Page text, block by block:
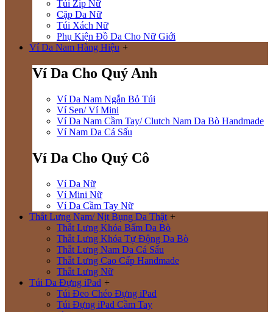
Túi Zip Nữ
Cặp Da Nữ
Túi Xách Nữ
Phụ Kiện Đồ Da Cho Nữ Giới
Ví Da Nam Hàng Hiệu +
Ví Da Cho Quý Anh
Ví Da Nam Ngắn Bỏ Túi
Ví Sen/ Ví Mini
Ví Da Nam Cầm Tay/ Clutch Nam Da Bò Handmade
Ví Nam Da Cá Sấu
Ví Da Cho Quý Cô
Ví Da Nữ
Ví Mini Nữ
Ví Da Cầm Tay Nữ
Thắt Lưng Nam/ Nịt Bụng Da Thật +
Thắt Lưng Khóa Bấm Da Bò
Thắt Lưng Khóa Tự Động Da Bò
Thắt Lưng Nam Da Cá Sấu
Thắt Lưng Cao Cấp Handmade
Thắt Lưng Nữ
Túi Da Đựng iPad +
Túi Đeo Chéo Đựng iPad
Túi Đựng iPad Cầm Tay